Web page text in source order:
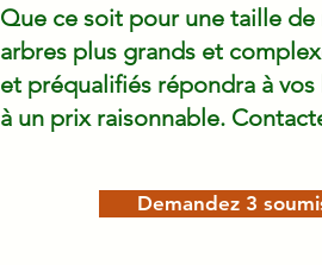
Que ce soit pour une taille
arbres plus grands et
et préqualifiés répondra à
à un prix raisonnable.
Demandez 3